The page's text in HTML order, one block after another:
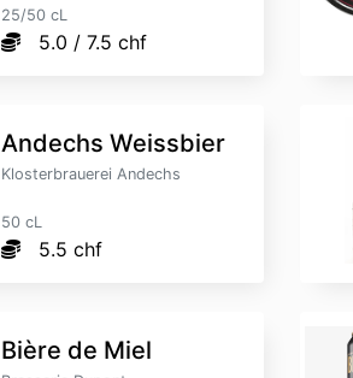
25/50 cL
5.0 / 7.5 chf
Andechs Weissbier
Klosterbrauerei Andechs
50 cL
5.5 chf
Bière de Miel